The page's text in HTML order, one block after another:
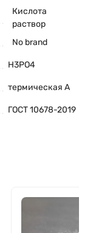
Кислота
раствор
No brand
H3PO4
термическая А
ГОСТ 10678-2019